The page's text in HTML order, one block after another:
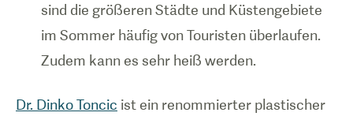
sind die größeren Städte und Küstengebiete
im Sommer häufig von Touristen überlaufen.
Zudem kann es sehr heiß werden.
Dr. Dinko Toncic ist ein renommierter plastischer